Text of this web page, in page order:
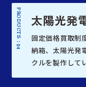
PRODUCTS :
04
太陽光発
固定価格買取制
納箱、太陽光発
クルを製作して